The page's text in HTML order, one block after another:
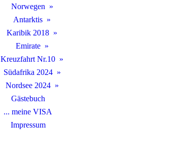
Norwegen
Antarktis
Karibik 2018
Emirate
Kreuzfahrt Nr.10
Südafrika 2024
Nordsee 2024
Gästebuch
... meine VISA
Impressum